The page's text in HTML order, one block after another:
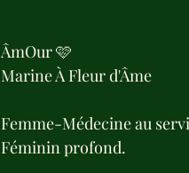
ÂmOur 🩷
Marine À Fleur d'Âme
Femme-Médecine au
Féminin profond.